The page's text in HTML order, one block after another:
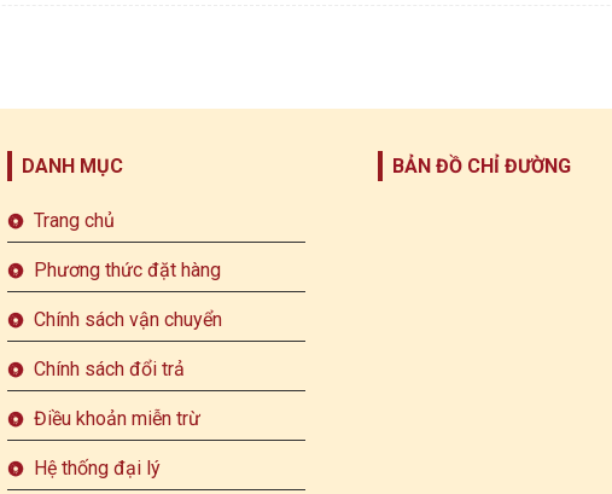
DANH MỤC
Trang chủ
Phương thức đặt hàng
Chính sách vận chuyển
Chính sách đổi trả
Điều khoản miễn trừ
Hệ thống đại lý
BẢN ĐỒ CHỈ ĐƯỜNG